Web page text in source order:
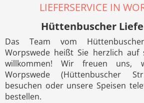
LIEFERSERVICE IN
Hüttenbuscher
Das Team vom
Worpswede heißt Sie herzlich auf
willkommen! Wir freuen uns,
Worpswede (Hüttenbuscher
besuchen oder unsere Speisen
bestellen.